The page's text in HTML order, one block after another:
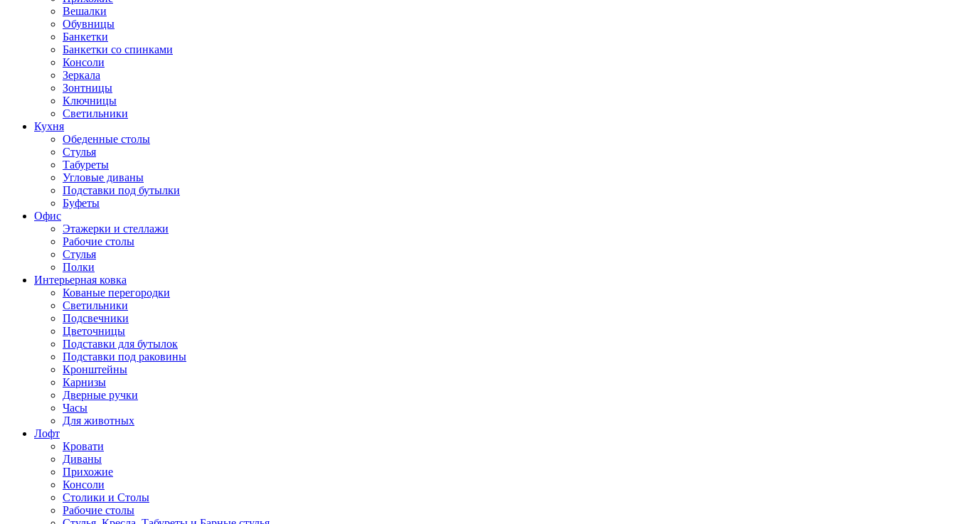
Вешалки
Обувницы
Банкетки
Банкетки со спинками
Консоли
Зеркала
Зонтницы
Ключницы
Светильники
Кухня
Обеденные столы
Стулья
Табуреты
Угловые диваны
Подставки под бутылки
Буфеты
Офис
Этажерки и стеллажи
Рабочие столы
Стулья
Полки
Интерьерная ковка
Кованые перегородки
Светильники
Подсвечники
Цветочницы
Подставки для бутылок
Подставки под раковины
Кронштейны
Карнизы
Дверные ручки
Часы
Для животных
Лофт
Кровати
Диваны
Прихожие
Консоли
Столики и Столы
Рабочие столы